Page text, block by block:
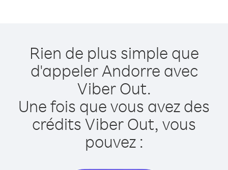
Rien de plus simple que
d'appeler Andorre avec
Viber Out.
Une fois que vous avez des
crédits Viber Out, vous
pouvez :